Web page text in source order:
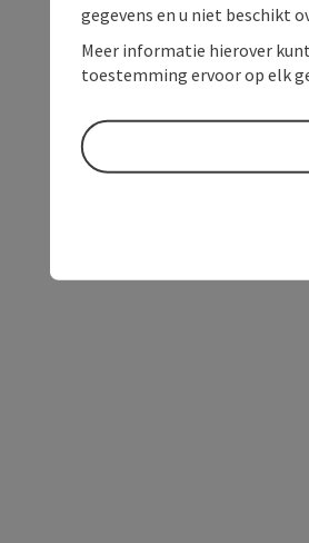
gegevens en u niet beschikt
Meer informatie hierover
toestemming ervoor op elk